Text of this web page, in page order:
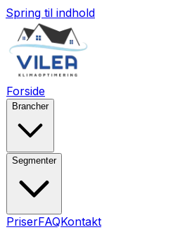
Spring til indhold
Forside
Brancher
Segmenter
PriserFAQKontakt